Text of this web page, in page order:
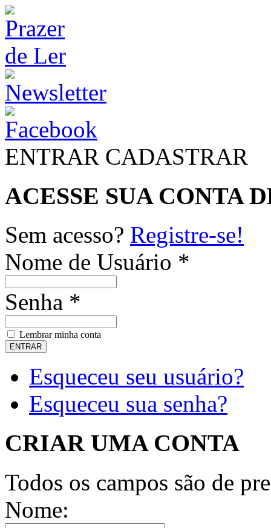
ENTRAR CADASTRAR
ACESSE SUA CONTA
Sem acesso? Registre-se!
Nome de Usuário *
Senha *
Lembrar minha conta
Esqueceu seu usuário?
Esqueceu sua senha?
CRIAR UMA CONTA
Todos os campos são de
Nome: